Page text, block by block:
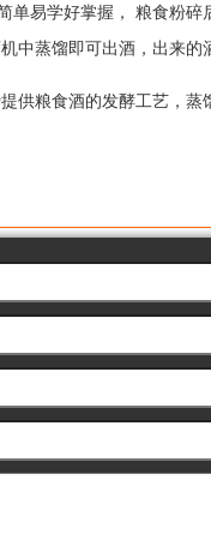
单易学好掌握， 粮食粉碎
中蒸馏即可出酒，出来的
供粮食酒的发酵工艺，